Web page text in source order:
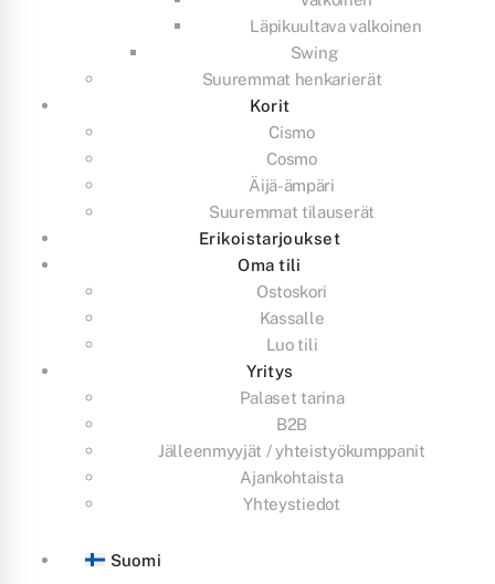
Läpikuultava valkoinen
Swing
Suuremmat henkarierät
Korit
Cismo
Cosmo
Äijä-ämpäri
Suuremmat tilauserät
Erikoistarjoukset
Oma tili
Ostoskori
Kassalle
Luo tili
Yritys
Palaset tarina
B2B
Jälleenmyyjät / yhteistyökumppanit
Ajankohtaista
Yhteystiedot
Suomi